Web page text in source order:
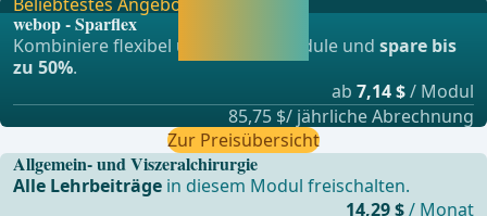
webop - Sparflex
Kombiniere flexibel unsere Lernmodule undspare bis
zu 50%.
ab 7,14 $/ Modul
85,75 $/ jährliche Abrechnung
Zur Preisübersicht
Allgemein- und Viszeralchirurgie
Alle Lehrbeiträge in diesem Modul freischalten.
14,29 $/ Monat